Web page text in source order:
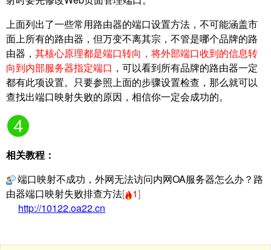
上面列出了一些常用路由器的端口设置方法，不可能涵盖市
面上所有的路由器，但万变不离其宗，不管是哪个品牌的路
由器， 其核心原理都是端口转向，将外部端口收到的信息转
向到内部服务器指定端口 ，可以看到所有品牌的路由器一定
都有此项设置。只要参照上面的步骤设置检查，那么就可以
查找出端口映射失败的原因，相信你一定会成功的。
相关教程：
端口映射不成功，外网无法访问内网OA服务器怎么办？路
由器端口映射失败排查方法[ 1]
http://10122.oa22.cn